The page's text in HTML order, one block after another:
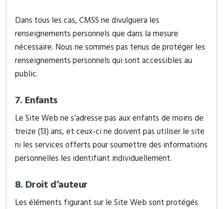
Dans tous les cas, CMSS ne divulguera les
renseignements personnels que dans la mesure
nécessaire. Nous ne sommes pas tenus de protéger les
renseignements personnels qui sont accessibles au
public.
7. Enfants
Le Site Web ne s’adresse pas aux enfants de moins de
treize (13) ans, et ceux-ci ne doivent pas utiliser le site
ni les services offerts pour soumettre des informations
personnelles les identifiant individuellement.
8. Droit d’auteur
Les éléments figurant sur le Site Web sont protégés